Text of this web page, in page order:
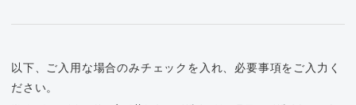
以下、ご入用な場合のみチェックを入れ、必要事項をご入力く
ださい。